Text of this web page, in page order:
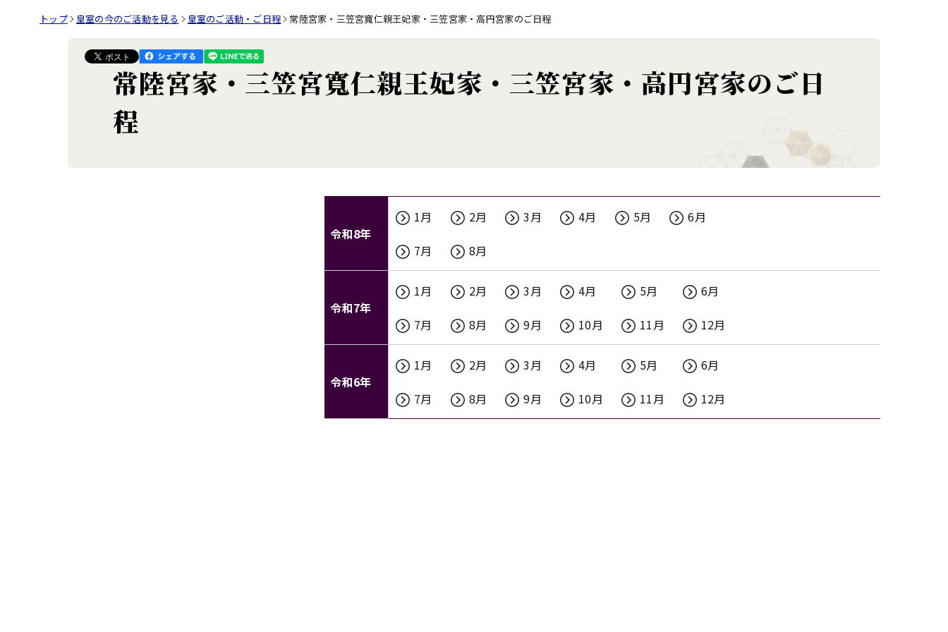
トップ 皇室の今のご活動を見る 皇室のご活動・ご日程 常陸宮家・三笠宮寬仁親王妃家・三笠宮家・高円宮家のご日程
常陸宮家・三笠宮寬仁親王妃家・三笠宮家・高円宮家のご日
程
令和8年
1月 2月 3月 4月 5月
6月
7月
8月
令和7年
1月 2月 3月 4月 5月
6月
7月
8月 9月 10月 11月 12月
令和6年
1月 2月 3月 4月 5月
6月
7月
8月 9月 10月 11月 12月